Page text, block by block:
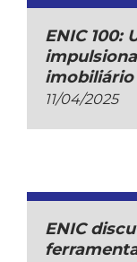
ENIC 100:
imobiliário
11/04/2025
ENIC